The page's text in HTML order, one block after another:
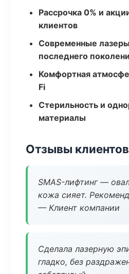
Рассрочка 0% и
клиентов
Современные
последнего
Комфортная
Fi
Стерильность и
материалы
Отзывы клиентов
SMAS-лифтинг —
кожа сияет.
— Клиент компании
Сделала лазерную
гладко, без